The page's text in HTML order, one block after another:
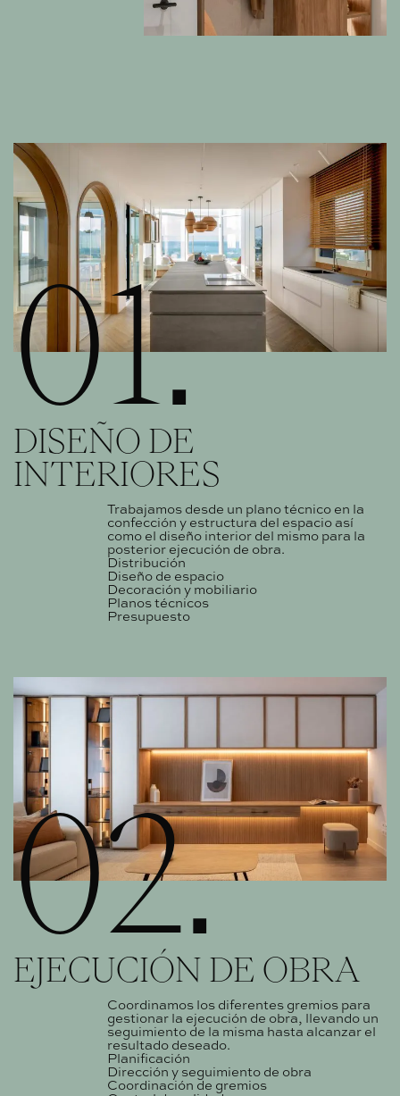
01.
DISEÑO DE
INTERIORES
Trabajamos desde un plano técnico en la
confección y estructura del espacio así
como el diseño interior del mismo para la
posterior ejecución de obra.
Distribución
Diseño de espacio
Decoración y mobiliario
Planos técnicos
Presupuesto
02.
EJECUCIÓN DE OBRA
Coordinamos los diferentes gremios para
gestionar la ejecución de obra, llevando un
seguimiento de la misma hasta alcanzar el
resultado deseado.
Planificación
Dirección y seguimiento de obra
Coordinación de gremios